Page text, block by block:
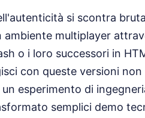
si scontra
ambiente multiplayer
o i loro successori in
con queste versioni
esperimento di
semplici demo